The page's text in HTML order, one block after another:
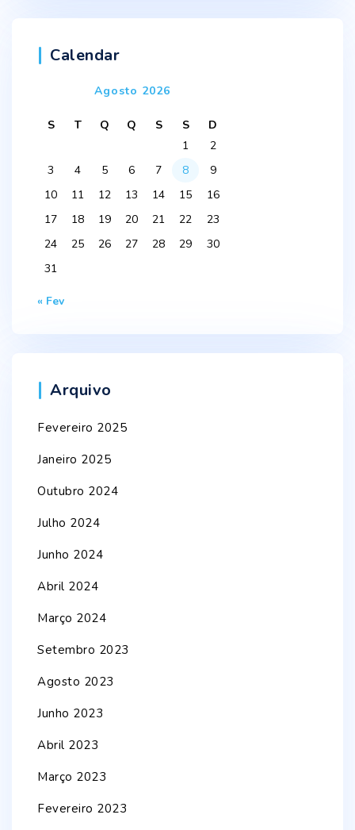
Calendar
Agosto 2026
S T Q Q S S
D
1
2
3
4 5 6 7 8
9
10
11 12 13 14 15
16
17
18 19 20 21 22
23
24
25 26 27 28 29
30
31
« Fev
Arquivo
Fevereiro 2025
Janeiro 2025
Outubro 2024
Julho 2024
Junho 2024
Abril 2024
Março 2024
Setembro 2023
Agosto 2023
Junho 2023
Abril 2023
Março 2023
Fevereiro 2023